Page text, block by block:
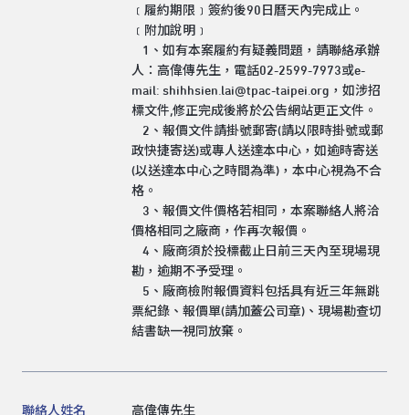
﹝履約期限﹞簽約後90日曆天內完成止。
﹝附加說明﹞
1、如有本案履約有疑義問題，請聯絡承辦
人：高偉傳先生，電話02-2599-7973或e-
mail: shihhsien.lai@tpac-taipei.org ，如涉招
標文件,修正完成後將於公告網站更正文件。
2、報價文件請掛號郵寄(請以限時掛號或郵
政快捷寄送)或專人送達本中心，如逾時寄送
(以送達本中心之時間為準)，本中心視為不合
格。
3、報價文件價格若相同，本案聯絡人將洽
價格相同之廠商，作再次報價。
4、廠商須於投標截止日前三天內至現場現
勘，逾期不予受理。
5、廠商檢附報價資料包括具有近三年無跳
票紀錄、報價單(請加蓋公司章)、現場勘查切
結書缺一視同放棄。
聯絡人姓名 高偉傳先生